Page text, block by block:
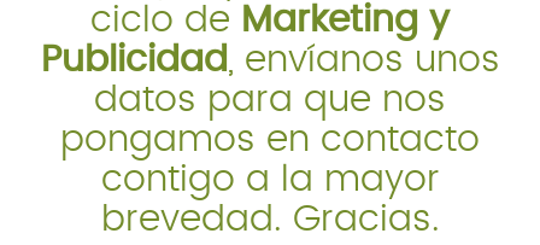
CURSOS
SUBVENCIONADOS
ERASMUS+
ciclo de Marketing y
Publicidad
, envíanos unos
datos para que nos
pongamos en contacto
contigo a la mayor
brevedad. Gracias.